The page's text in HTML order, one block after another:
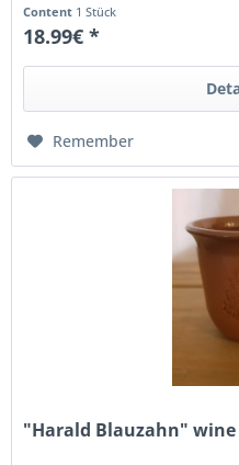
Content 1 Stück
18.99€ *
Remember
"Harald Blauzahn" wine